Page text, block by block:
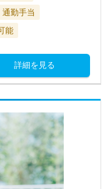
通勤手当
能
詳細を見る